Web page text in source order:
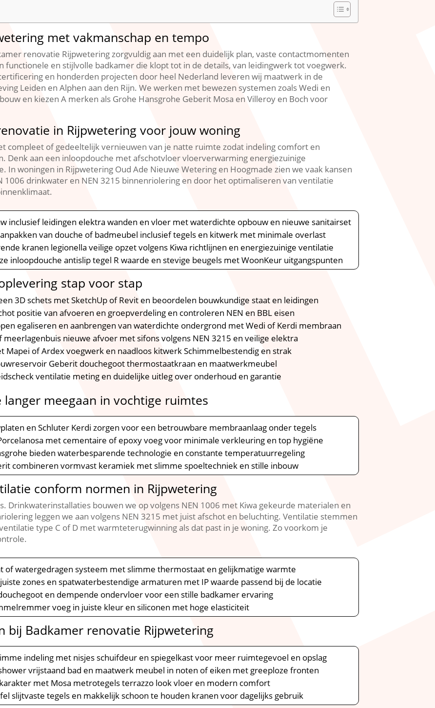
met vakmanschap en tempo
renovatie Rijpwetering zorgvuldig aan met een duidelijk plan, vaste contactmomenten
functionele en stijlvolle badkamer die klopt tot in de details, van leidingwerk tot voegwerk.​
en honderden projecten door heel Nederland leveren wij maatwerk in de
Leiden en Alphen aan den Rijn.​ We werken met bewezen systemen zoals Wedi en
en kiezen A merken als Grohe Hansgrohe Geberit Mosa en Villeroy en Boch voor
in Rijpwetering voor jouw woning
compleet of gedeeltelijk vernieuwen van je natte ruimte zodat indeling comfort en
Denk aan een inloopdouche met afschotvloer vloerverwarming energiezuinige
woningen in Rijpwetering Oud Ade Nieuwe Wetering en Hoogmade zien we vaak kansen
1006 drinkwater en NEN 3215 binnenriolering en door het optimaliseren van ventilatie
inclusief leidingen elektra wanden en vloer met waterdichte opbouw en nieuwe sanitairset
van douche of badmeubel inclusief tegels en kitwerk met minimale overlast
kranen legionella veilige opzet volgens Kiwa richtlijnen en energiezuinige ventilatie
inloopdouche antislip tegel R waarde en stevige beugels met WoonKeur uitgangspunten
stap voor stap
3D schets met SketchUp of Revit en beoordelen bouwkundige staat en leidingen
positie van afvoeren en groepverdeling en controleren NEN en BBL eisen
egaliseren en aanbrengen van waterdichte ondergrond met Wedi of Kerdi membraan
meerlagenbuis nieuwe afvoer met sifons volgens NEN 3215 en veilige elektra
Mapei of Ardex voegwerk en naadloos kitwerk Schimmelbestendig en strak
Geberit douchegoot thermostaatkraan en maatwerkmeubel
ventilatie meting en duidelijke uitleg over onderhoud en garantie
meegaan in vochtige ruimtes
en Schluter Kerdi zorgen voor een betrouwbare membraanlaag onder tegels
met cementaire of epoxy voeg voor minimale verkleuring en top hygiëne
bieden waterbesparende technologie en constante temperatuurregeling
combineren vormvast keramiek met slimme spoeltechniek en stille inbouw
conform normen in Rijpwetering
Drinkwaterinstallaties bouwen we op volgens NEN 1006 met Kiwa gekeurde materialen en
leggen we aan volgens NEN 3215 met juist afschot en beluchting.​ Ventilatie stemmen
type C of D met warmteterugwinning als dat past in je woning.​ Zo voorkom je
of watergedragen systeem met slimme thermostaat en gelijkmatige warmte
zones en spatwaterbestendige armaturen met IP waarde passend bij de locatie
en dempende ondervloer voor een stille badkamer ervaring
voeg in juiste kleur en siliconen met hoge elasticiteit
bij Badkamer renovatie Rijpwetering
indeling met nisjes schuifdeur en spiegelkast voor meer ruimtegevoel en opslag
vrijstaand bad en maatwerk meubel in noten of eiken met greeploze fronten
met Mosa metrotegels terrazzo look vloer en modern comfort
slijtvaste tegels en makkelijk schoon te houden kranen voor dagelijks gebruik